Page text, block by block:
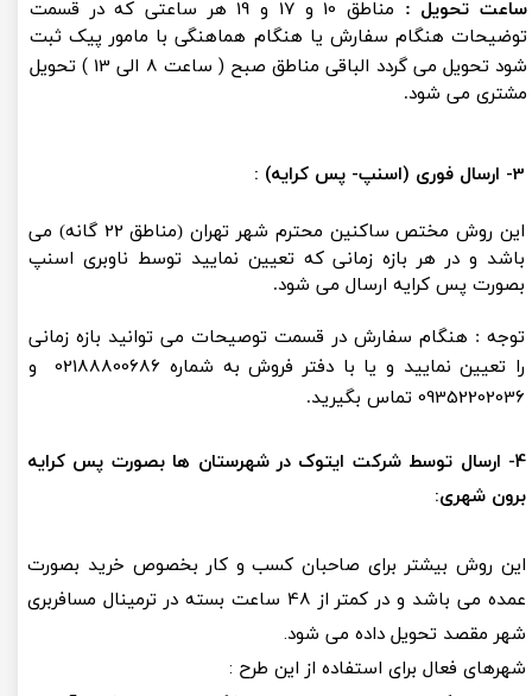
​4- ارسال توسط شرکت ایتوک در شهرستان ها بصورت پس کرایه
برون شهری:
این روش بیشتر برای صاحبان کسب و کار بخصوص خرید بصورت
عمده می باشد و در کمتر از 48 ساعت بسته در ترمینال مسافربری
شهر مقصد تحویل داده می شود.
شهرهای فعال برای استفاده از این طرح :
​3- ارسال فوری (اسنپ- پس کرایه) :
این روش مختص ساکنین محترم شهر تهران (مناطق 22 گانه) می
باشد و در هر بازه زمانی که تعیین نمایید توسط ناوبری اسنپ
بصورت پس کرایه ارسال می شود.
​​​​​​​توجه : هنگام سفارش در قسمت توصیحات می توانید بازه زمانی
را تعیین نمایید و یا با دفتر فروش به شماره
02188800686 و
09352202036 تماس بگیرید.
ساعت تحویل : مناطق
هر ساعتی که در قسمت
توضیحات هنگام سفارش یا هنگام هماهنگی با مامور پیک ثبت
شود تحویل می گردد الباقی مناطق صبح ( ساعت 8 الی 13 )
تحویل
مشتری می شود.